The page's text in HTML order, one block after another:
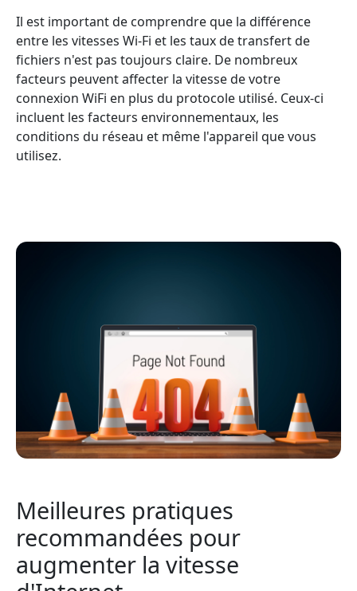
Il est important de comprendre que la différence
entre les vitesses Wi-Fi et les taux de transfert de
fichiers n'est pas toujours claire. De nombreux
facteurs peuvent affecter la vitesse de votre
connexion WiFi en plus du protocole utilisé. Ceux-ci
incluent les facteurs environnementaux, les
conditions du réseau et même l'appareil que vous
utilisez.
Meilleures pratiques
recommandées pour
augmenter la vitesse